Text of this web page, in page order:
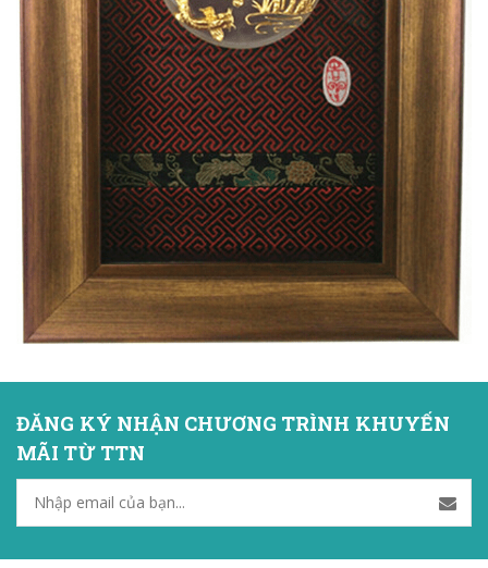
ĐĂNG KÝ NHẬN CHƯƠNG TRÌNH KHUYẾN
MÃI TỪ TTN